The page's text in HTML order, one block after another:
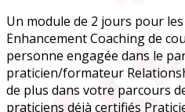
Un module de 2 jours pour
Enhancement Coaching de
personne engagée dans le
praticien/formateur
de plus dans votre parcours
praticiens déjà certifiés